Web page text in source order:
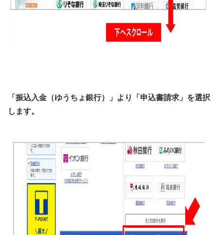
「振込入金（ゆうちょ銀行）」より「申込書請求」を選択
します。